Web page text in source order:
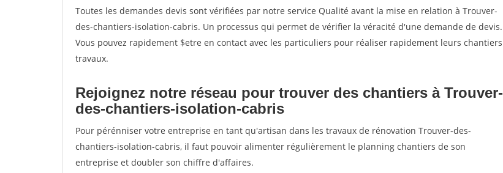
Toutes les demandes devis sont vérifiées par notre service Qualité avant la mise en relation à Trouver-
des-chantiers-isolation-cabris. Un processus qui permet de vérifier la véracité d'une demande de devis.
Vous pouvez rapidement $etre en contact avec les particuliers pour réaliser rapidement leurs chantiers
travaux.
Rejoignez notre réseau pour trouver des chantiers à Trouver-
des-chantiers-isolation-cabris
Pour pérénniser votre entreprise en tant qu'artisan dans les travaux de rénovation Trouver-des-
chantiers-isolation-cabris, il faut pouvoir alimenter régulièrement le planning chantiers de son
entreprise et doubler son chiffre d'affaires.